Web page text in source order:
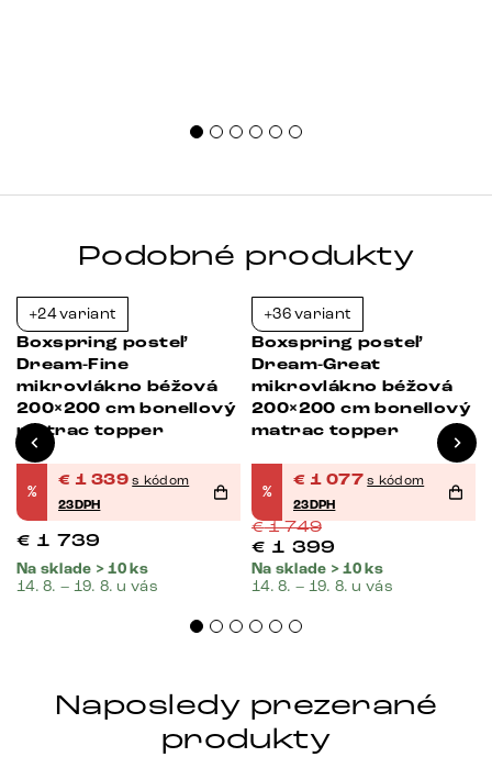
Podobné produkty
+24 variant
Boxspring posteľ
Dream-Fine
mikrovlákno béžová
200×200 cm bonellový
matrac topper
%
€ 1 339 s kódom
23DPH
€ 1 739
Na sklade > 10 ks
14. 8. – 19. 8. u vás
+36 variant
Boxspring posteľ
Dream-Great
mikrovlákno béžová
200×200 cm bonellový
matrac topper
%
€ 1 077 s kódom
23DPH
€1 749
€ 1 399
Na sklade > 10 ks
14. 8. – 19. 8. u vás
Naposledy prezerané
produkty